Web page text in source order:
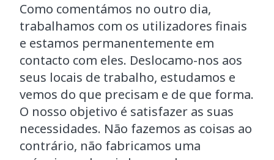
Como comentámos no outro dia,
trabalhamos com os utilizadores finais
e estamos permanentemente em
contacto com eles. Deslocamo-nos aos
seus locais de trabalho, estudamos e
vemos do que precisam e de que forma.
O nosso objetivo é satisfazer as suas
necessidades. Não fazemos as coisas ao
contrário, não fabricamos uma